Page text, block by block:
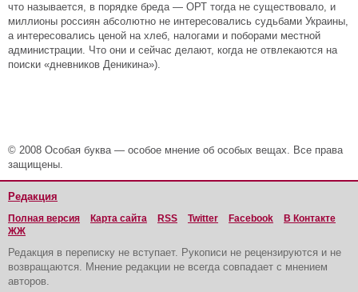
что называется, в порядке бреда — ОРТ тогда не существовало, и
миллионы россиян абсолютно не интересовались судьбами Украины,
а интересовались ценой на хлеб, налогами и поборами местной
администрации. Что они и сейчас делают, когда не отвлекаются на
поиски «дневников Деникина»).
© 2008 Особая буква — особое мнение об особых вещах. Все права
защищены.
Редакция
Полная версия Карта сайта RSS Twitter Facebook
В Контакте
ЖЖ
Редакция в переписку не вступает. Рукописи не рецензируются и не
возвращаются. Мнение редакции не всегда совпадает с мнением
авторов.